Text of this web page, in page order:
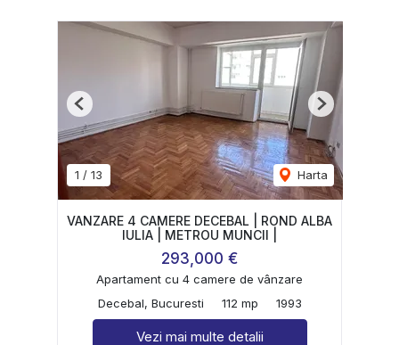
1 / 13 Harta
Previous Next
VANZARE 4 CAMERE DECEBAL | ROND ALBA
IULIA | METROU MUNCII |
293,000 €
Apartament cu 4 camere de vânzare
Decebal, Bucuresti
112 mp 1993
Vezi mai multe detalii